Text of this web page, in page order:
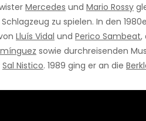
Mercedes und Mario Rossy
zu spielen. In den
Lluís Vidal und Perico Sambeat,
sowie durchreisenden
Sal Nistico. 1989 ging er an die